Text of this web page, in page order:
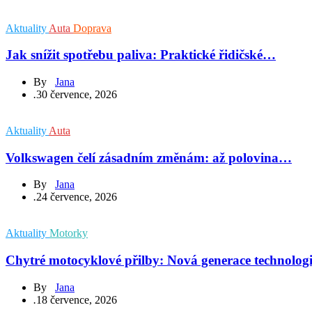
Aktuality Auta Doprava
Jak snížit spotřebu paliva: Praktické řidičské…
By Jana
.30 července, 2026
Aktuality Auta
Volkswagen čelí zásadním změnám: až polovina…
By Jana
.24 července, 2026
Aktuality Motorky
Chytré motocyklové přilby: Nová generace
By Jana
.18 července, 2026